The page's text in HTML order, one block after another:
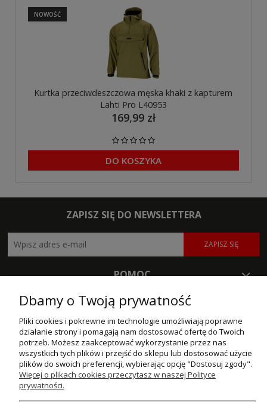
Kurtka przeciwdeszczowa męska khaki z kapturem
Lahti Pro L40953
169,99 zł
DO KOSZYKA
NOWOŚĆ
ZAPISZ SIĘ DO NEWSLETTERA
ZAPISZ SIĘ
POMOC
MOJE KONTO
PŁATNOŚCI I DOSTAWA
INFORMACJE
O NAS
Dbamy o Twoją prywatność
Pliki cookies i pokrewne im technologie umożliwiają poprawne
działanie strony i pomagają nam dostosować ofertę do Twoich
potrzeb. Możesz zaakceptować wykorzystanie przez nas
wszystkich tych plików i przejść do sklepu lub dostosować użycie
plików do swoich preferencji, wybierając opcję "Dostosuj zgody".
Więcej o plikach cookies przeczytasz w naszej Polityce
prywatności.